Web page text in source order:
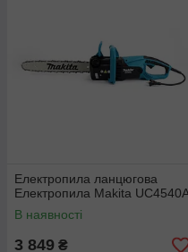
Електропила ланцюгова
Електропила Makita
В наявності
3 849 ₴